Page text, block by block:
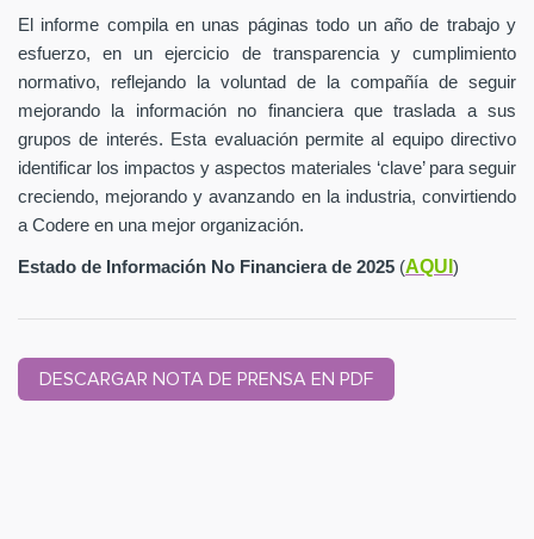
El informe compila en unas páginas todo un año de trabajo y
esfuerzo, en un ejercicio de transparencia y cumplimiento
normativo, reflejando la voluntad de la compañía de seguir
mejorando la información no financiera que traslada a sus
grupos de interés. Esta evaluación permite al equipo directivo
identificar los impactos y aspectos materiales ‘clave’ para seguir
creciendo, mejorando y avanzando en la industria, convirtiendo
a Codere en una mejor organización.
Estado de Información No Financiera de 2025 (AQUI )
DESCARGAR NOTA DE PRENSA EN PDF